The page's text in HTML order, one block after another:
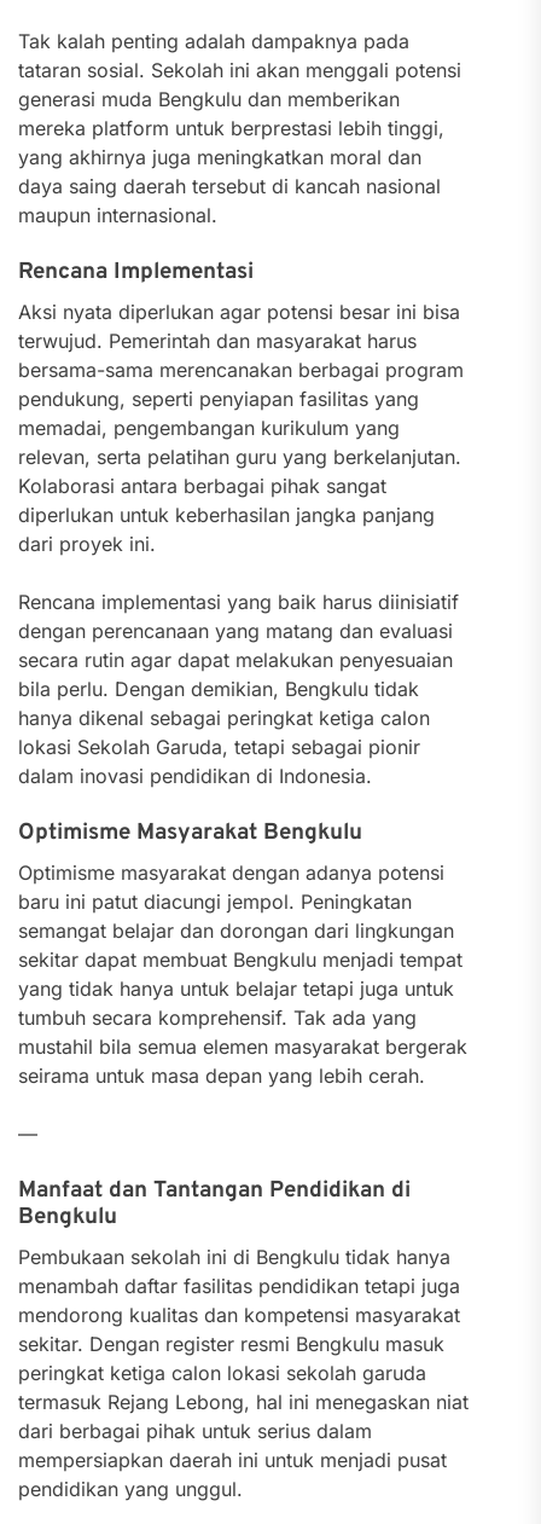
Tak kalah penting adalah dampaknya pada
tataran sosial. Sekolah ini akan menggali potensi
generasi muda Bengkulu dan memberikan
mereka platform untuk berprestasi lebih tinggi,
yang akhirnya juga meningkatkan moral dan
daya saing daerah tersebut di kancah nasional
maupun internasional.
Rencana Implementasi
Aksi nyata diperlukan agar potensi besar ini bisa
terwujud. Pemerintah dan masyarakat harus
bersama-sama merencanakan berbagai program
pendukung, seperti penyiapan fasilitas yang
memadai, pengembangan kurikulum yang
relevan, serta pelatihan guru yang berkelanjutan.
Kolaborasi antara berbagai pihak sangat
diperlukan untuk keberhasilan jangka panjang
dari proyek ini.
Rencana implementasi yang baik harus diinisiatif
dengan perencanaan yang matang dan evaluasi
secara rutin agar dapat melakukan penyesuaian
bila perlu. Dengan demikian, Bengkulu tidak
hanya dikenal sebagai peringkat ketiga calon
lokasi Sekolah Garuda, tetapi sebagai pionir
dalam inovasi pendidikan di Indonesia.
Optimisme Masyarakat Bengkulu
Optimisme masyarakat dengan adanya potensi
baru ini patut diacungi jempol. Peningkatan
semangat belajar dan dorongan dari lingkungan
sekitar dapat membuat Bengkulu menjadi tempat
yang tidak hanya untuk belajar tetapi juga untuk
tumbuh secara komprehensif. Tak ada yang
mustahil bila semua elemen masyarakat bergerak
seirama untuk masa depan yang lebih cerah.
—
Manfaat dan Tantangan Pendidikan di
Bengkulu
Pembukaan sekolah ini di Bengkulu tidak hanya
menambah daftar fasilitas pendidikan tetapi juga
mendorong kualitas dan kompetensi masyarakat
sekitar. Dengan register resmi Bengkulu masuk
peringkat ketiga calon lokasi sekolah garuda
termasuk Rejang Lebong, hal ini menegaskan niat
dari berbagai pihak untuk serius dalam
mempersiapkan daerah ini untuk menjadi pusat
pendidikan yang unggul.